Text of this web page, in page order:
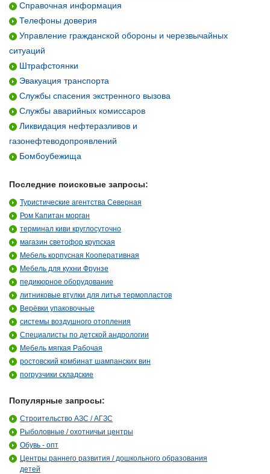
Справочная информация
Телефоны доверия
Управление гражданской обороны и черезвычайных
ситуаций
Штрафстоянки
Эвакуация транспорта
Службы спасения экстренного вызова
Службы аварийных комиссаров
Ликвидация нефтеразливов и
газонефтеводопроявлений
Бомбоубежища
Последние поисковые запросы:
Туристические агентства Северная
Ром Капитан морган
терминал киви круглосуточно
магазин светофор крупская
Мебель корпусная Кооперативная
Мебель для кухни Фрунзе
педикюрное оборудование
литниковые втулки для литья термопластов
Верёвки упаковочные
системы воздушного отопления
Специалисты по детской андрологии
Мебель мягкая Рабочая
ростовский комбинат шампанских вин
погрузчики складские
Популярные запросы:
Строительство АЗС / АГЗС
Рыболовные / охотничьи центры
Обувь - опт
Центры раннего развития / дошкольного образования
детей